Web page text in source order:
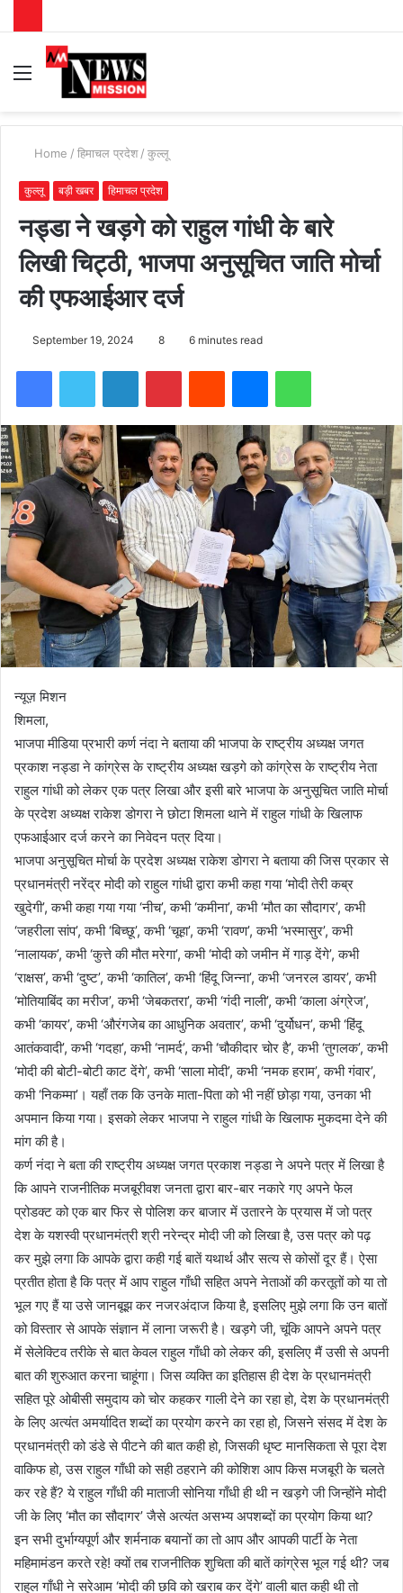
Menu
Home / हिमाचल प्रदेश / कुल्लू
कुल्लू बड़ी खबर हिमाचल प्रदेश
नड्डा ने खड़गे को राहुल गांधी के बारे
लिखी चिट्ठी, भाजपा अनुसूचित जाति मोर्चा
की एफआईआर दर्ज
September 19, 2024 8 6 minutes read
न्यूज़ मिशन
शिमला,
भाजपा मीडिया प्रभारी कर्ण नंदा ने बताया की भाजपा के राष्ट्रीय अध्यक्ष जगत
प्रकाश नड्डा ने कांग्रेस के राष्ट्रीय अध्यक्ष खड़गे को कांग्रेस के राष्ट्रीय नेता
राहुल गांधी को लेकर एक पत्र लिखा और इसी बारे भाजपा के अनुसूचित जाति मोर्चा
के प्रदेश अध्यक्ष राकेश डोगरा ने छोटा शिमला थाने में राहुल गांधी के खिलाफ
एफआईआर दर्ज करने का निवेदन पत्र दिया।
भाजपा अनुसूचित मोर्चा के प्रदेश अध्यक्ष राकेश डोगरा ने बताया की जिस प्रकार से
प्रधानमंत्री नरेंद्र मोदी को राहुल गांधी द्वारा कभी कहा गया ‘मोदी तेरी कब्र
खुदेगी’, कभी कहा गया गया ‘नीच’, कभी ‘कमीना’, कभी ‘मौत का सौदागर’, कभी
‘जहरीला सांप’, कभी ‘बिच्छू’, कभी ‘चूहा’, कभी ‘रावण’, कभी ‘भस्मासुर’, कभी
‘नालायक’, कभी ‘कुत्ते की मौत मरेगा’, कभी ‘मोदी को जमीन में गाड़ देंगे’, कभी
‘राक्षस’, कभी ‘दुष्ट’, कभी ‘कातिल’, कभी ‘हिंदू जिन्ना’, कभी ‘जनरल डायर’, कभी
‘मोतियाबिंद का मरीज’, कभी ‘जेबकतरा’, कभी ‘गंदी नाली’, कभी ‘काला अंग्रेज’,
कभी ‘कायर’, कभी ‘औरंगजेब का आधुनिक अवतार’, कभी ‘दुर्योधन’, कभी ‘हिंदू
आतंकवादी’, कभी ‘गदहा’, कभी ‘नामर्द’, कभी ‘चौकीदार चोर है’, कभी ‘तुगलक’, कभी
‘मोदी की बोटी-बोटी काट देंगे’, कभी ‘साला मोदी’, कभी ‘नमक हराम’, कभी गंवार’,
कभी ‘निकम्मा’। यहाँ तक कि उनके माता-पिता को भी नहीं छोड़ा गया, उनका भी
अपमान किया गया। इसको लेकर भाजपा ने राहुल गांधी के खिलाफ मुकदमा देने की
मांग की है।
कर्ण नंदा ने बता की राष्ट्रीय अध्यक्ष जगत प्रकाश नड्डा ने अपने पत्र में लिखा है
कि आपने राजनीतिक मजबूरीवश जनता द्वारा बार-बार नकारे गए अपने फेल
प्रोडक्ट को एक बार फिर से पोलिश कर बाजार में उतारने के प्रयास में जो पत्र
देश के यशस्वी प्रधानमंत्री श्री नरेन्द्र मोदी जी को लिखा है, उस पत्र को पढ़
कर मुझे लगा कि आपके द्वारा कही गई बातें यथार्थ और सत्य से कोसों दूर हैं। ऐसा
प्रतीत होता है कि पत्र में आप राहुल गाँधी सहित अपने नेताओं की करतूतों को या तो
भूल गए हैं या उसे जानबूझ कर नजरअंदाज किया है, इसलिए मुझे लगा कि उन बातों
को विस्तार से आपके संज्ञान में लाना जरूरी है। खड़गे जी, चूंकि आपने अपने पत्र
में सेलेक्टिव तरीके से बात केवल राहुल गाँधी को लेकर की, इसलिए मैं उसी से अपनी
बात की शुरुआत करना चाहूंगा। जिस व्यक्ति का इतिहास ही देश के प्रधानमंत्री
सहित पूरे ओबीसी समुदाय को चोर कहकर गाली देने का रहा हो, देश के प्रधानमंत्री
के लिए अत्यंत अमर्यादित शब्दों का प्रयोग करने का रहा हो, जिसने संसद में देश के
प्रधानमंत्री को डंडे से पीटने की बात कही हो, जिसकी धृष्ट मानसिकता से पूरा देश
वाकिफ हो, उस राहुल गाँधी को सही ठहराने की कोशिश आप किस मजबूरी के चलते
कर रहे हैं? ये राहुल गाँधी की माताजी सोनिया गाँधी ही थी न खड़गे जी जिन्होंने मोदी
जी के लिए ‘मौत का सौदागर’ जैसे अत्यंत असभ्य अपशब्दों का प्रयोग किया था?
इन सभी दुर्भाग्यपूर्ण और शर्मनाक बयानों का तो आप और आपकी पार्टी के नेता
महिमामंडन करते रहे! क्यों तब राजनीतिक शुचिता की बातें कांग्रेस भूल गई थी? जब
राहुल गाँधी ने सरेआम ‘मोदी की छवि को खराब कर देंगे’ वाली बात कही थी तो